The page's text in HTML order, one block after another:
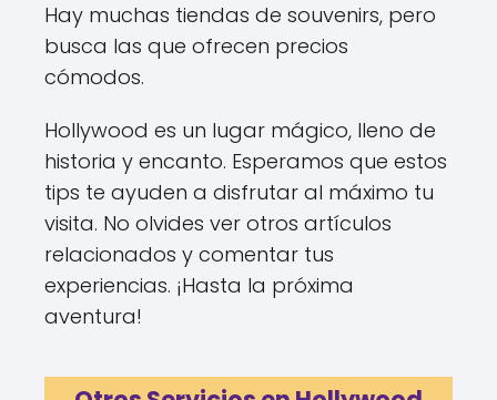
Hay muchas tiendas de souvenirs, pero
busca las que ofrecen precios
cómodos.
Hollywood es un lugar mágico, lleno de
historia y encanto. Esperamos que estos
tips te ayuden a disfrutar al máximo tu
visita. No olvides ver otros artículos
relacionados y comentar tus
experiencias. ¡Hasta la próxima
aventura!